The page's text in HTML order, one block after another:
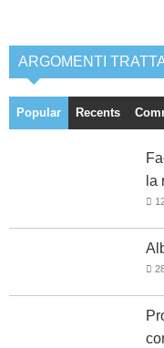
ARGOMENTI
Popular Recents
la